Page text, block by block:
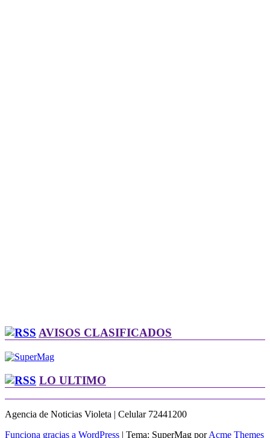
AVISOS CLASIFICADOS
LO ULTIMO
Agencia de Noticias Violeta | Celular 72441200
Funciona gracias a WordPress | Tema: SuperMag porAcme Themes